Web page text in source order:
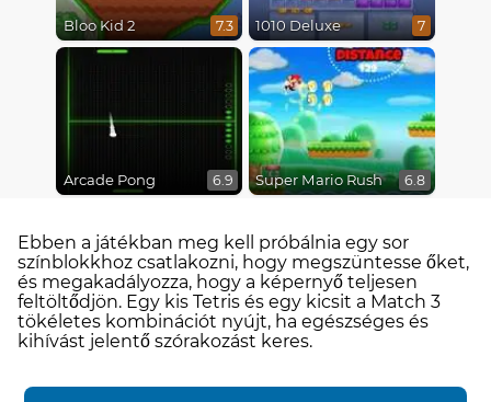
Bloo Kid 2 7.3 1010 Deluxe 7
Arcade Pong 6.9 Super Mario Rush 6.8
Ebben a játékban meg kell próbálnia egy sor
színblokkhoz csatlakozni, hogy megszüntesse őket,
és megakadályozza, hogy a képernyő teljesen
feltöltődjön. Egy kis Tetris és egy kicsit a Match 3
tökéletes kombinációt nyújt, ha egészséges és
kihívást jelentő szórakozást keres.